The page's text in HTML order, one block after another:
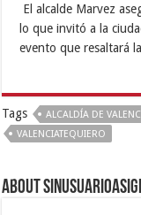
El alcalde Marvez
lo que invitó a la
evento que resaltará
Tags ALCALDÍA DE
VALENCIATEQUIERO
About